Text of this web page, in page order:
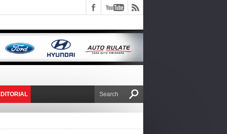
DE VICTOR NAFIRU